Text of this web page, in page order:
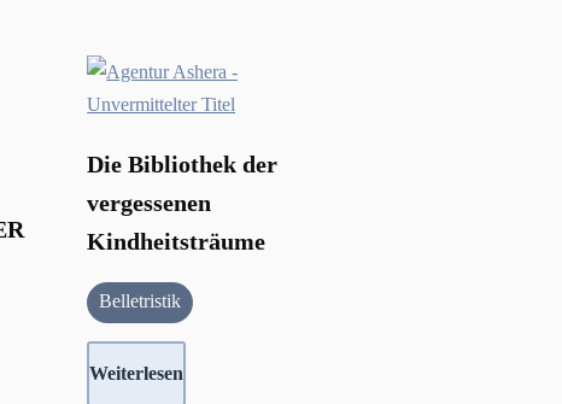
Die Bibliothek der
vergessenen
Kindheitsträume
Belletristik
Weiterlesen